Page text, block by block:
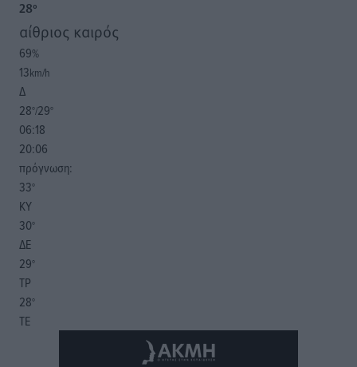
28°
αίθριος καιρός
69%
13km/h
Δ
28°/29°
06:18
20:06
πρόγνωση:
33°
ΚΥ
30°
ΔΕ
29°
ΤΡ
28°
ΤΕ